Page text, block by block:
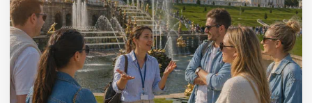
солнечный день. По выходным здесь бывает особенно много людей.
Если вы предпочитаете гулять без лишней суеты, приезжайте в будние
дни. Перед посещением парка рекомендуется загрузить на свой
смартфон его карту. Она поможет вам легко ориентироваться в
многочисленных аллеях и быстро находить интересующие вас
павильоны и фонтаны.